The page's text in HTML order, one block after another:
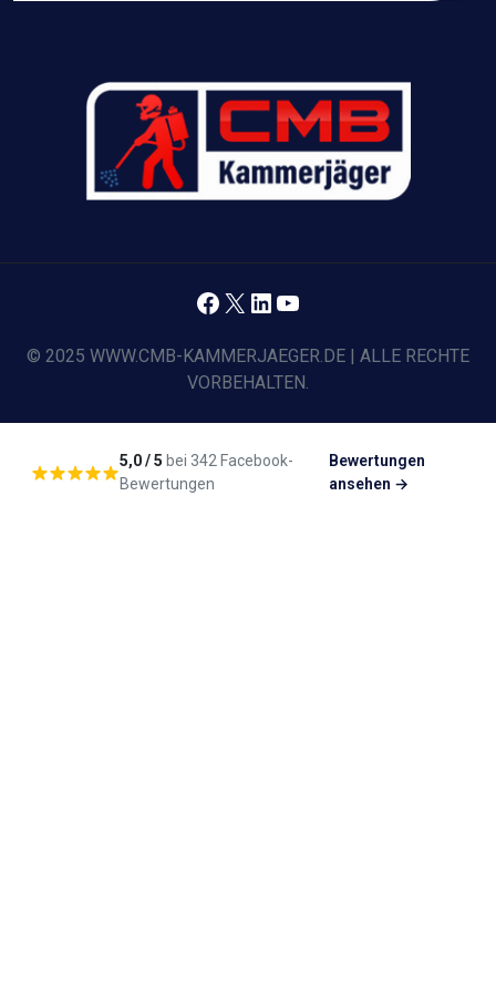
© 2025 WWW.CMB-KAMMERJAEGER.DE | ALLE RECHTE
VORBEHALTEN.
Facebook
X LinkedIn
YouTube
5,0 / 5 bei 342 Facebook-
Bewertungen
Bewertungen
ansehen →